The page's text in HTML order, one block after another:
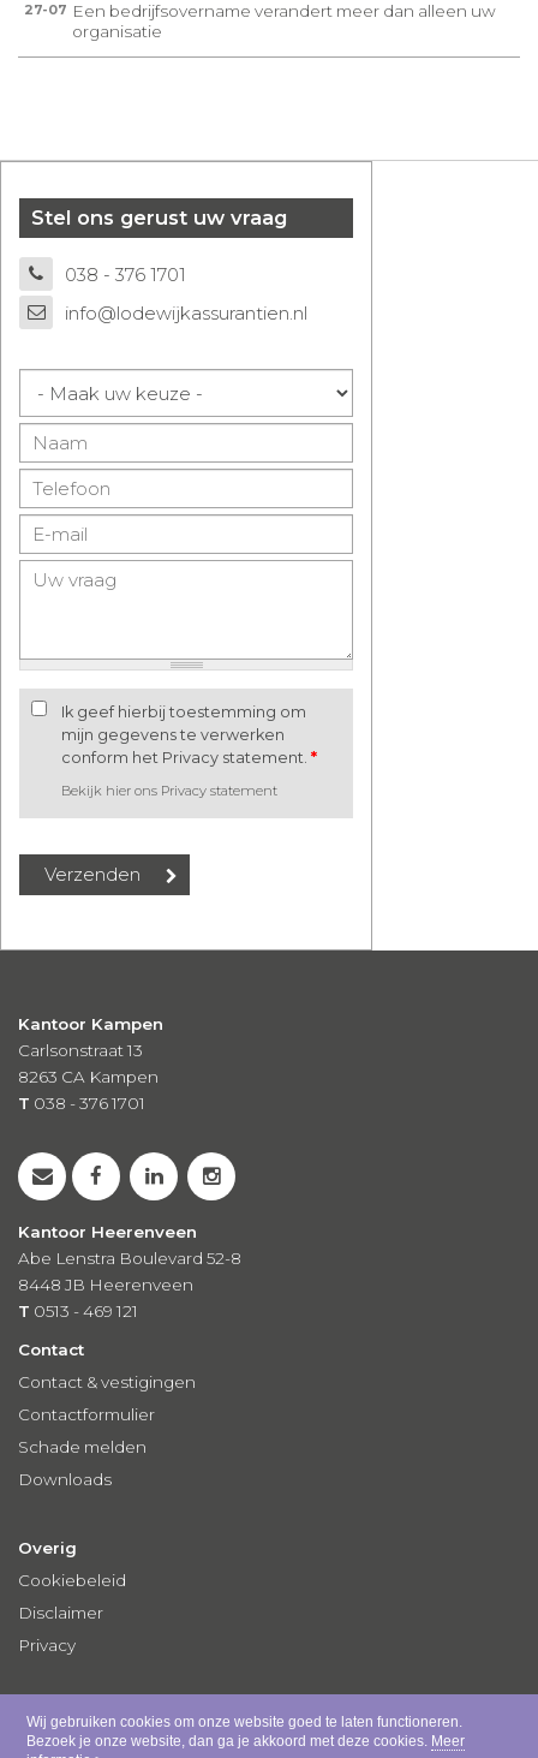
Wij gebruiken cookies om onze website goed te laten functioneren.
Bezoek je onze website, dan ga je akkoord met deze cookies. Meer
27-07 Een bedrijfsovername verandert meer dan alleen uw
organisatie
Stel ons gerust uw vraag
038 - 376 1701
info@lodewijkassurantien.nl
Ik geef hierbij toestemming om
mijn gegevens te verwerken
conform het Privacy statement. *
Bekijk hier ons Privacy statement
Kantoor Kampen
Carlsonstraat 13
8263 CA Kampen
T 038 - 376 1701
Kantoor Heerenveen
Abe Lenstra Boulevard 52-8
8448 JB Heerenveen
T 0513 - 469 121
Contact
Contact & vestigingen
Contactformulier
Schade melden
Downloads
Overig
Cookiebeleid
Disclaimer
Privacy